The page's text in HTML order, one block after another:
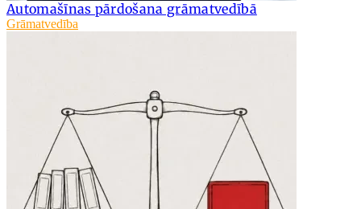
Automašīnas pārdošana grāmatvedībā
Grāmatvedība